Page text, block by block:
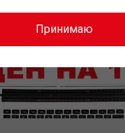
Принимаю